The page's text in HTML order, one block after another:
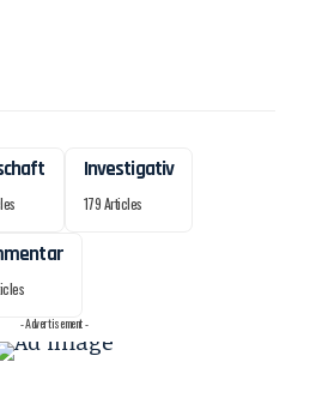
Investigativ
179 Articles
- Advertisement -